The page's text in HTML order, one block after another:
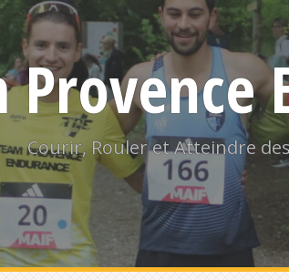
Provence
Courir, Rouler et Atteindre